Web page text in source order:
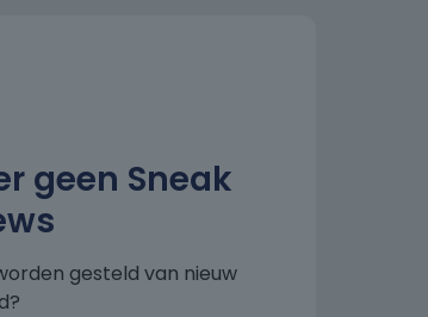
geen Sneak
gesteld van nieuw